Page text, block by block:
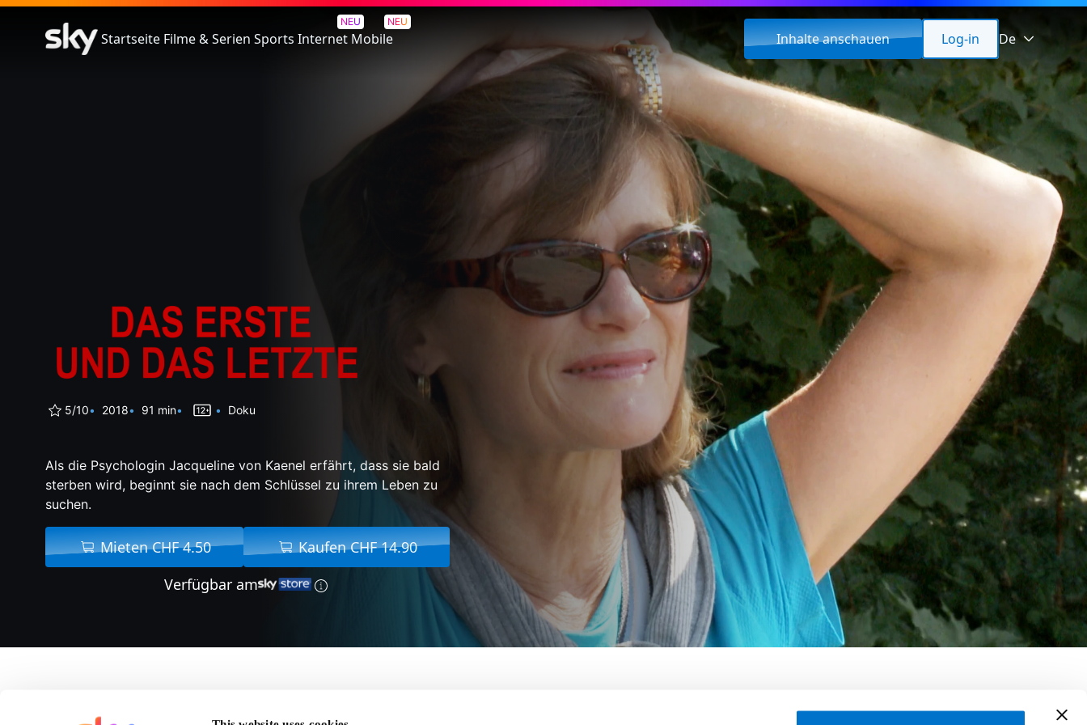
Startseite Filme & Serien Sports
NEU
Internet
NEU
Mobile Inhalte anschauen Log-in De
Das Erste Und Das Letzte
5/10 2018 91 min Doku
Als die Psychologin Jacqueline von Kaenel erfährt, dass sie bald
sterben wird, beginnt sie nach dem Schlüssel zu ihrem Leben zu
suchen.
Mieten CHF 4.50
Kaufen CHF 14.90
Verfügbar am